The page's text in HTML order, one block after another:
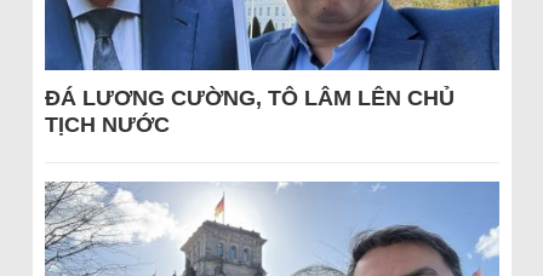
ĐÁ LƯƠNG CƯỜNG, TÔ LÂM LÊN CHỦ
TỊCH NƯỚC